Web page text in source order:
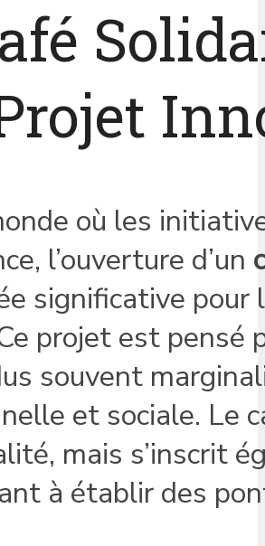
où les
l’ouverture d’un
significative pour
projet est pensé
souvent
et sociale. Le
mais s’inscrit
à établir des